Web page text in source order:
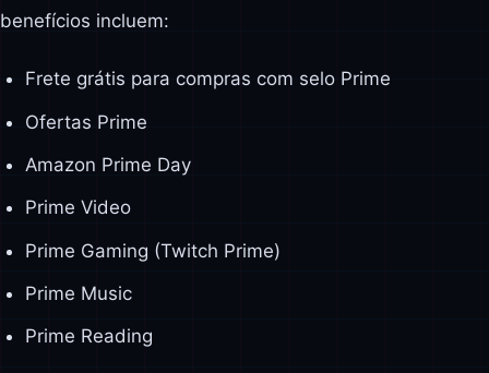
benefícios incluem:
Frete grátis para compras com selo Prime
Ofertas Prime
Amazon Prime Day
Prime Video
Prime Gaming (Twitch Prime)
Prime Music
Prime Reading